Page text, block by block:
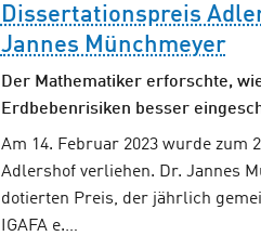
Dissertationspreis
Jannes Münchmeyer
Der Mathematiker erforschte,
Erdbebenrisiken besser
Am 14. Februar 2023 wurde zum
Adlershof verliehen. Dr. Jannes
dotierten Preis, der jährlich
IGAFA e.…